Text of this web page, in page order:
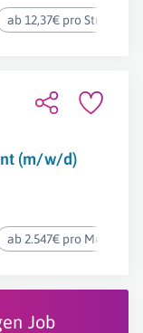
ab 12,37€ pro Stunde
(m/w/d)
ab 2.547€ pro Monat
Job